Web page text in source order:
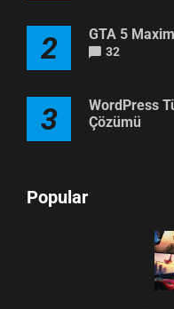
2 GTA 5
32
3
WordPress
Çözümü
Popular